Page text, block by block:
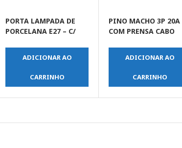
PORTA LAMPADA DE
PORCELANA E27 – C/
ADICIONAR AO
CARRINHO
PINO MACHO 3P 20A
COM PRENSA CABO
ADICIONAR AO
CARRINHO